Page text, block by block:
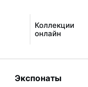
Коллекции
онлайн
Экспонаты